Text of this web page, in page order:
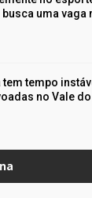
uma vaga
tem tempo
no Vale